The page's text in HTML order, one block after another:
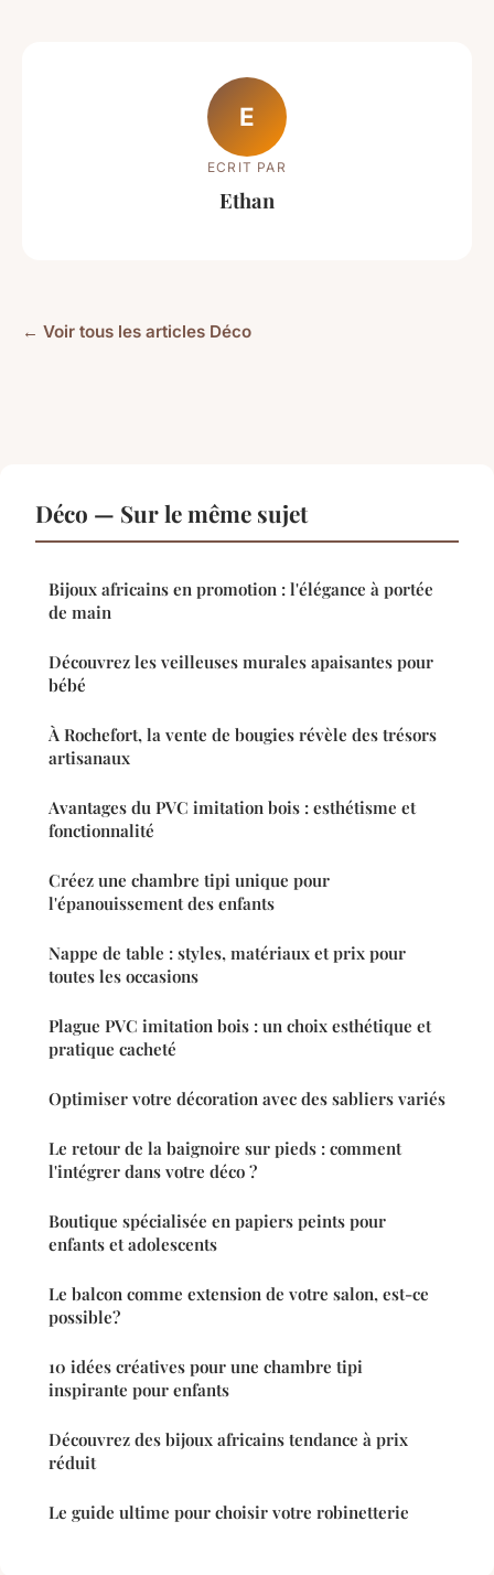
E
ECRIT PAR
Ethan
← Voir tous les articles Déco
Déco — Sur le même sujet
Bijoux africains en promotion : l'élégance à portée
de main
Découvrez les veilleuses murales apaisantes pour
bébé
À Rochefort, la vente de bougies révèle des trésors
artisanaux
Avantages du PVC imitation bois : esthétisme et
fonctionnalité
Créez une chambre tipi unique pour
l'épanouissement des enfants
Nappe de table : styles, matériaux et prix pour
toutes les occasions
Plague PVC imitation bois : un choix esthétique et
pratique cacheté
Optimiser votre décoration avec des sabliers variés
Le retour de la baignoire sur pieds : comment
l'intégrer dans votre déco ?
Boutique spécialisée en papiers peints pour
enfants et adolescents
Le balcon comme extension de votre salon, est-ce
possible?
10 idées créatives pour une chambre tipi
inspirante pour enfants
Découvrez des bijoux africains tendance à prix
réduit
Le guide ultime pour choisir votre robinetterie